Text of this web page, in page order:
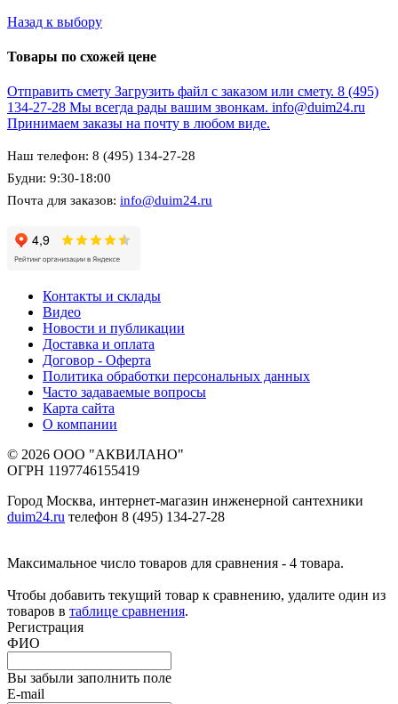
Назад к выбору
Товары по схожей цене
Отправить смету Загрузить файл с заказом или смету. 8 (495)
134-27-28 Мы всегда рады вашим звонкам. info@duim24.ru
Принимаем заказы на почту в любом виде.
Наш телефон: 8 (495) 134-27-28
Будни: 9:30-18:00
Почта для заказов: info@duim24.ru
Контакты и склады
Видео
Новости и публикации
Доставка и оплата
Договор - Оферта
Политика обработки персональных данных
Часто задаваемые вопросы
Карта сайта
О компании
© 2026 ООО "АКВИЛАНО"
ОГРН 1197746155419
Город Москва, интернет-магазин инженерной сантехники
duim24.ru телефон 8 (495) 134-27-28
Максимальное число товаров для сравнения - 4 товара.
Чтобы добавить текущий товар к сравнению, удалите один из
товаров в таблице сравнения.
Регистрация
ФИО
Вы забыли заполнить поле
E-mail